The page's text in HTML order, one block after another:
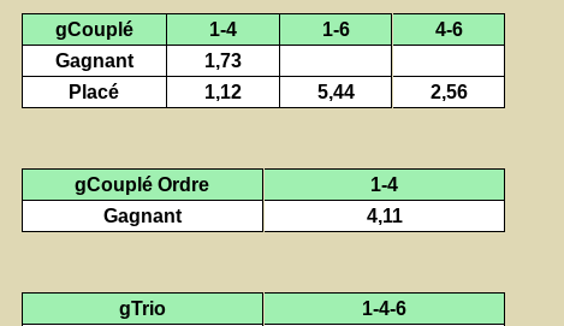
gCouplé 1-4 1-6
4-6
Gagnant
1,73
Placé
1,12 5,44 2,56
gCouplé Ordre
1-4
Gagnant
4,11
gTrio
1-4-6